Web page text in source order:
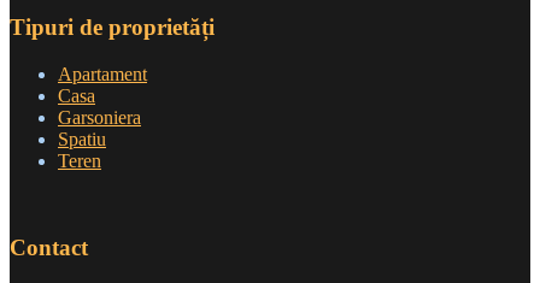
Tipuri de proprietăți
Apartament
Casa
Garsoniera
Spatiu
Teren
Contact